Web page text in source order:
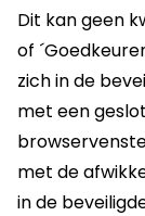
Dit kan geen
of
zich in de
met een
met de
in de